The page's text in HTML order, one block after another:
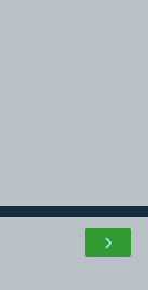
›